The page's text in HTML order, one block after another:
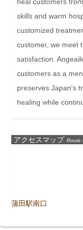
skills and warm
customized
customer, we meet
satisfaction.
customers as a
preserves Japan's
healing while
アクセスマップ Route
蒲田駅南口